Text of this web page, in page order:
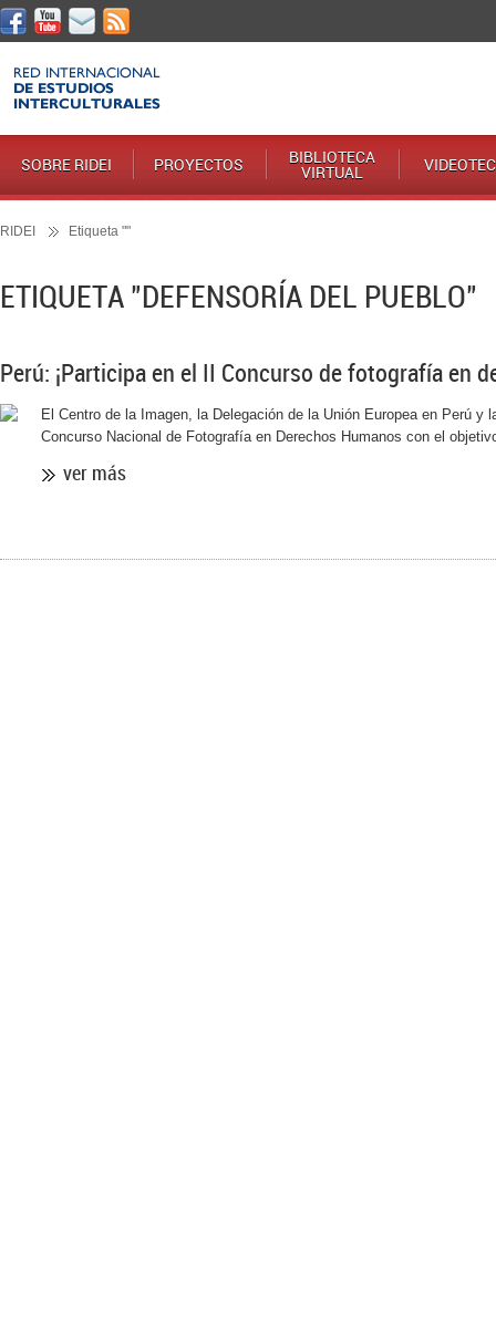
SOBRE RIDEI PROYECTOS BIBLIOTECA
VIRTUAL
RIDEI Etiqueta ""
ETIQUETA "DEFENSORÍA DEL PUEBLO"
Perú: ¡Participa en el II Concurso de fotografía en
El Centro de la Imagen, la Delegación de la Unión Europea en Perú y
Concurso Nacional de Fotografía en Derechos Humanos con el
ver más